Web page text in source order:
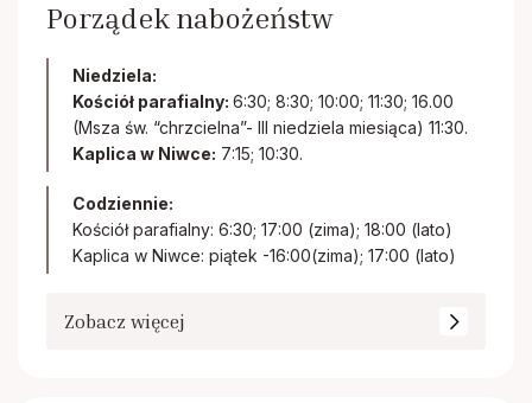
Porządek nabożeństw
Niedziela:
Kościół parafialny: 6:30; 8:30; 10:00; 11:30; 16.00
(Msza św. “chrzcielna”- III niedziela miesiąca) 11:30.
Kaplica w Niwce: 7:15; 10:30.
Codziennie:
Kościół parafialny: 6:30; 17:00 (zima); 18:00 (lato)
Kaplica w Niwce: piątek -16:00(zima); 17:00 (lato)
Zobacz więcej